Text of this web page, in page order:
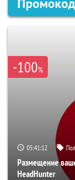
Промокод
-100%
05:41:12
Размещение
HeadHunter